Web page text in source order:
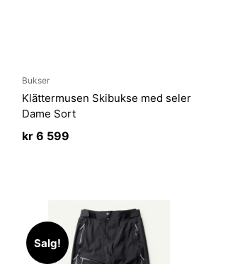
Bukser
Klättermusen Skibukse med seler
Dame Sort
kr6 599
Salg!